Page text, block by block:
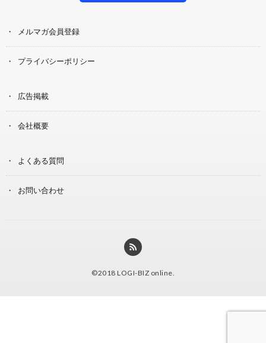
メルマガ会員登録
プライバシーポリシー
広告掲載
会社概要
よくある質問
お問い合わせ
©2018 LOGI-BIZ online